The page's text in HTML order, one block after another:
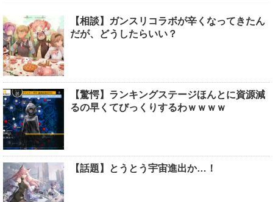
【相談】ガンスリコラボが辛くなってきたん
だが、どうしたらいい？
【驚愕】ランキングステージほんとに資源減
るの早くてびっくりするわｗｗｗｗ
【話題】とうとう宇宙進出か…！